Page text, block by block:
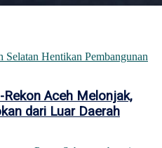
Aceh Melonjak,
dari Luar Daerah